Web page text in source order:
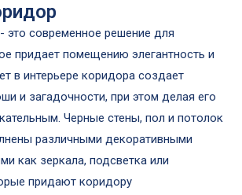
это современное решение для
придает помещению элегантность и
в интерьере коридора создает
и загадочности, при этом делая его
Черные стены, пол и потолок
различными декоративными
как зеркала, подсветка или
придают коридору